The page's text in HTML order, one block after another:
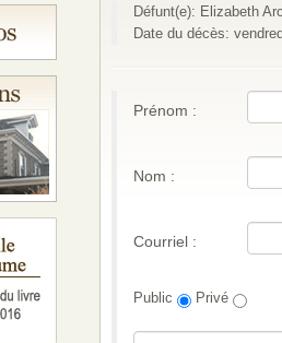
Défunt(e): Elizabeth
Date du décès:
Prénom :
Nom :
Courriel :
Public Privé